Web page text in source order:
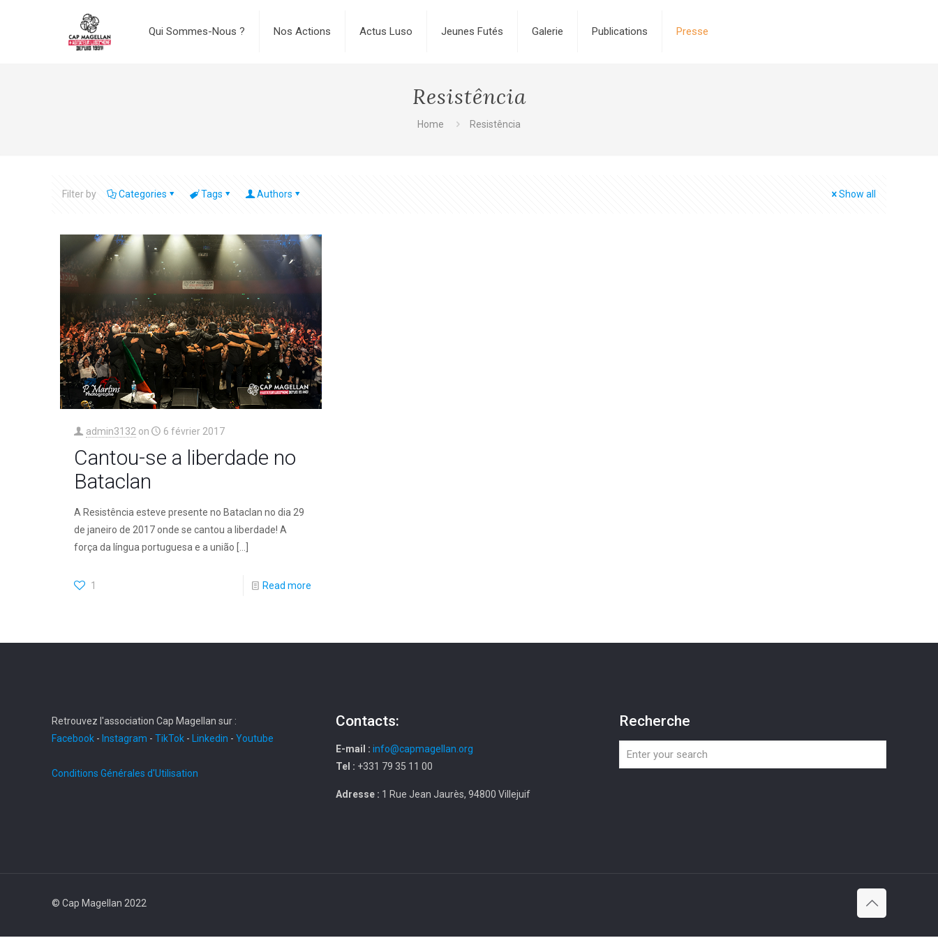
Qui Sommes-Nous ? Nos Actions Actus Luso Jeunes Futés Galerie Publications Presse
Resistência
Home Resistência
Filter by Categories Tags Authors Show all
admin3132 on 6 février 2017
Cantou-se a liberdade no
Bataclan
A Resistência esteve presente no Bataclan no dia 29
de janeiro de 2017 onde se cantou a liberdade! A
força da língua portuguesa e a união
1 Read more
Retrouvez l'association Cap Magellan sur :
Facebook - Instagram - TikTok - Linkedin - Youtube
Conditions Générales d'Utilisation
Contacts:
E-mail : info@capmagellan.org
Tel : +331 79 35 11 00
Adresse : 1 Rue Jean Jaurès, 94800 Villejuif
Recherche
© Cap Magellan 2022